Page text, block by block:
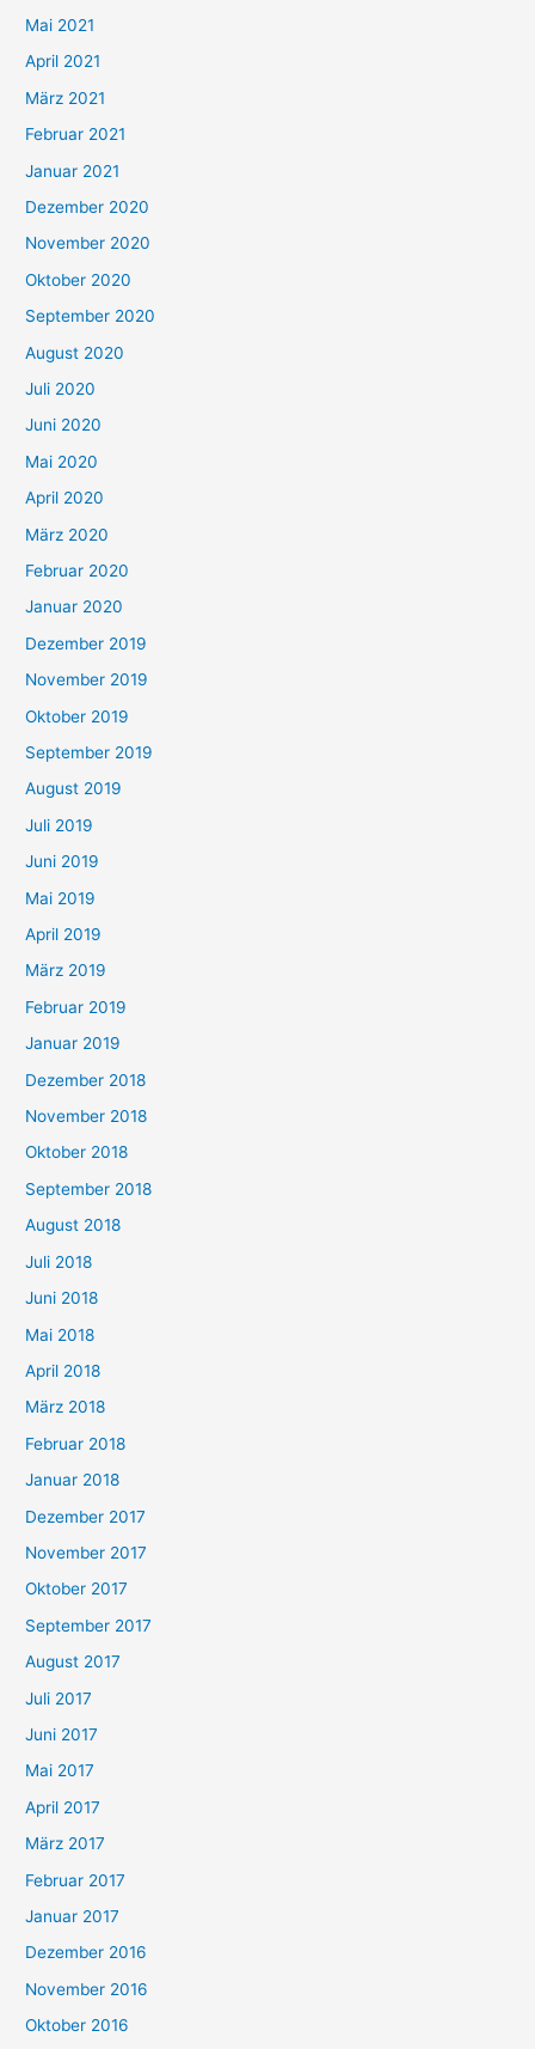
h
:
Mai 2021
April 2021
März 2021
Februar 2021
Januar 2021
Dezember 2020
November 2020
Oktober 2020
September 2020
August 2020
Juli 2020
Juni 2020
Mai 2020
April 2020
März 2020
Februar 2020
Januar 2020
Dezember 2019
November 2019
Oktober 2019
September 2019
August 2019
Juli 2019
Juni 2019
Mai 2019
April 2019
März 2019
Februar 2019
Januar 2019
Dezember 2018
November 2018
Oktober 2018
September 2018
August 2018
Juli 2018
Juni 2018
Mai 2018
April 2018
März 2018
Februar 2018
Januar 2018
Dezember 2017
November 2017
Oktober 2017
September 2017
August 2017
Juli 2017
Juni 2017
Mai 2017
April 2017
März 2017
Februar 2017
Januar 2017
Dezember 2016
November 2016
Oktober 2016